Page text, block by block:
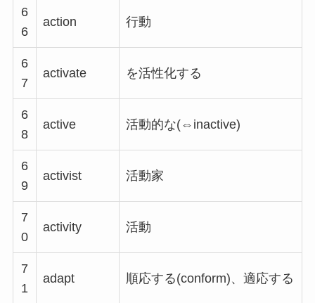
6
6
action 行動
6
7
activate を活性化する
6
8
active 活動的な(⇔inactive)
6
9
activist 活動家
7
0
activity 活動
7
1
adapt 順応する(conform)、適応する